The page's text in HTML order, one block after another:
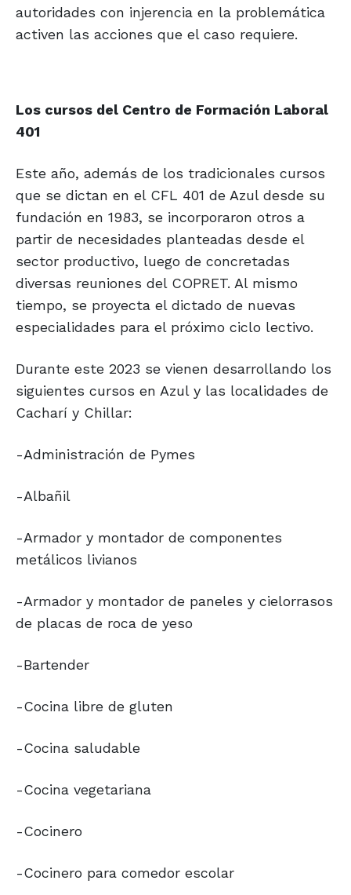
autoridades con injerencia en la problemática
activen las acciones que el caso requiere.
Los cursos del Centro de Formación Laboral
401
Este año, además de los tradicionales cursos
que se dictan en el CFL 401 de Azul desde su
fundación en 1983, se incorporaron otros a
partir de necesidades planteadas desde el
sector productivo, luego de concretadas
diversas reuniones del COPRET. Al mismo
tiempo, se proyecta el dictado de nuevas
especialidades para el próximo ciclo lectivo.
Durante este 2023 se vienen desarrollando los
siguientes cursos en Azul y las localidades de
Cacharí y Chillar:
-Administración de Pymes
-Albañil
-Armador y montador de componentes
metálicos livianos
-Armador y montador de paneles y cielorrasos
de placas de roca de yeso
-Bartender
-Cocina libre de gluten
-Cocina saludable
-Cocina vegetariana
-Cocinero
-Cocinero para comedor escolar